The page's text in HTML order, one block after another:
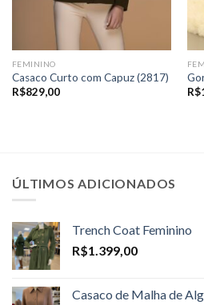
FEMININO
Casaco Curto com Capuz (2817)
R$829,00
R$
ÚLTIMOS ADICIONADOS
Trench Coat Feminino
R$1.399,00
Casaco de Malha de